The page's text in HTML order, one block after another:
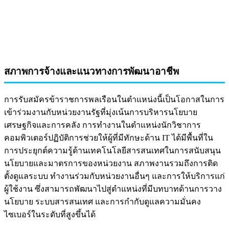
สภาพการจ้างและแนวทางการพัฒนาอาชีพ
การรับสมัครข้าราชการพลเรือนในตำแหน่งนี้เป็นโอกาสในการ
เข้าร่วมงานกับหน่วยงานรัฐที่มุ่งเน้นการบริหารนโยบาย
เศรษฐกิจและการคลัง การทำงานในตำแหน่งนักวิชาการ
คอมพิวเตอร์ปฏิบัติการช่วยให้ผู้ที่มีทักษะด้าน IT ได้มีพื้นที่ใน
การประยุกต์ความรู้ด้านเทคโนโลยีสารสนเทศในการสนับสนุน
นโยบายและมาตรการของหน่วยงาน สภาพงานรวมถึงการติด
ตั้งดูแลระบบ ทำงานร่วมกับหน่วยงานอื่นๆ และการให้บริการแก่
ผู้ใช้งาน ซึ่งสามารถพัฒนาไปสู่ตำแหน่งที่มีบทบาทด้านการวาง
นโยบาย ระบบสารสนเทศ และการกำกับดูแลความมั่นคง
ไซเบอร์ในระดับที่สูงขึ้นได้